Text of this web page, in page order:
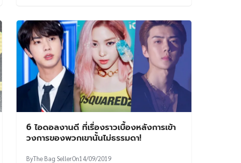
6 ไอดอลงานดี ที่เรื่องราวเบื้องหลังการเข้า
วงการของพวกเขานั้นไม่ธรรมดา!
ByThe Bag SellerOn14/09/2019